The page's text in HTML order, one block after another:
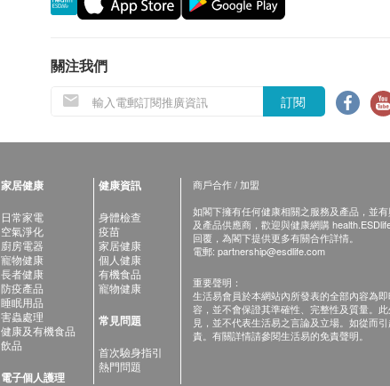
關注我們
訂閱
家居健康
日常家電
空氣淨化
廚房電器
寵物健康
長者健康
防疫產品
睡眠用品
害蟲處理
健康及有機食品
飲品
電子個人護理
健康資訊
身體檢查
疫苗
家居健康
個人健康
有機食品
寵物健康
常見問題
首次驗身指引
熱門問題
商戶合作 / 加盟
如閣下擁有任何健康相關之服務及產品，並
及產品供應商，歡迎與健康網購
回覆，為閣下提供更多有關合作詳情。
電郵: partnership@esdlife.com
重要聲明：
生活易會員於本網站內所發表的全部內容為
容，並不會保證其準確性、完整性及質量。
見，並不代表生活易之言論及立場。如從而
責。有關詳情請參閱生活易的免責聲明。